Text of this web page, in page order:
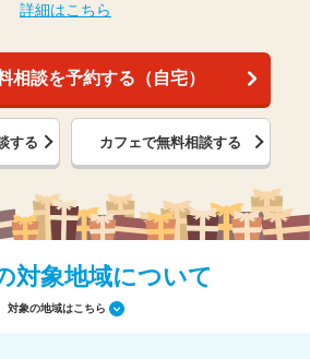
詳細はこちら
相談を予約する（自宅）
する カフェで無料相談する
対象地域について
対象の地域はこちら